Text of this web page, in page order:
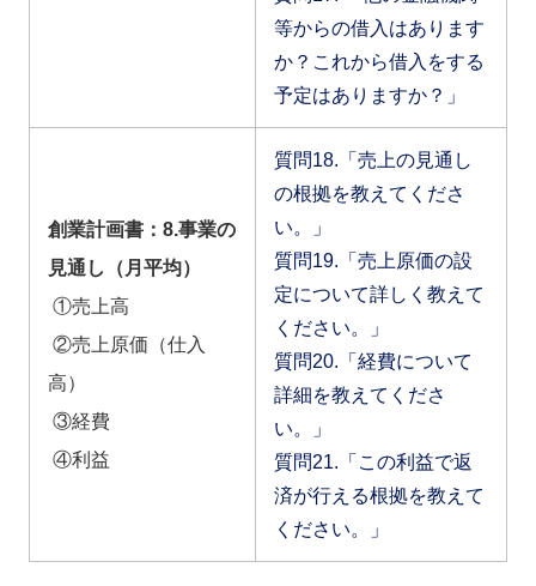
等からの借入はあります
か？これから借入をする
予定はありますか？」
創業計画書：8.事業の
見通し（月平均）
①売上高
②売上原価（仕入
高）
③経費
④利益
質問18.「売上の見通し
の根拠を教えてくださ
い。」
質問19.「売上原価の設
定について詳しく教えて
ください。」
質問20.「経費について
詳細を教えてくださ
い。」
質問21.「この利益で返
済が行える根拠を教えて
ください。」